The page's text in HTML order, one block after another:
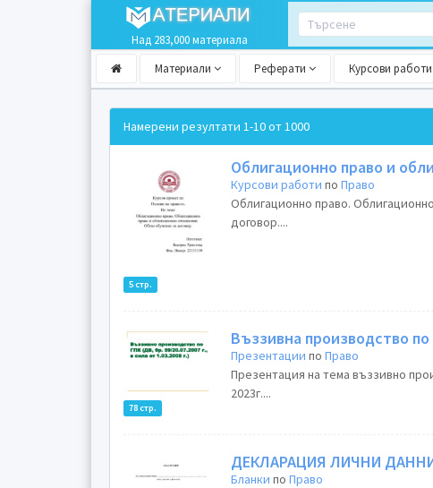
Над 283,000 материала
Материали Реферати Курсови работи
Намерени резултати 1-10 от 1000
5 стр.
Облигационно право и
Курсови работи поПраво
Облигационно право.
договор....
78 стр.
Въззивна производство
Презентации поПраво
Презентация на тема въззивно
2023г....
ДЕКЛАРАЦИЯ ЛИЧНИ
Бланки поПраво